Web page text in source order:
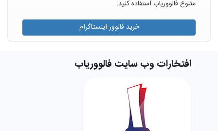
متنوع فالووریاب استفاده کنید.
خرید فالوور اینستاگرام
افتخارات وب سایت فالووریاب